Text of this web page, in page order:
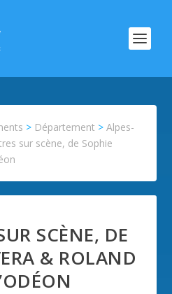
> Département >Alpes-
sur scène, de Sophie
SCÈNE, DE
& ROLAND